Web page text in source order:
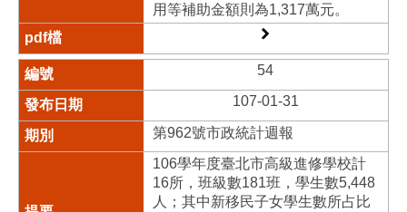
用等補助金額則為1,317萬元。
54
107-01-31
第962號市政統計週報
106學年度臺北市高級進修學校計
16所，班級數181班，學生數5,448
人；其中新移民子女學生數所占比